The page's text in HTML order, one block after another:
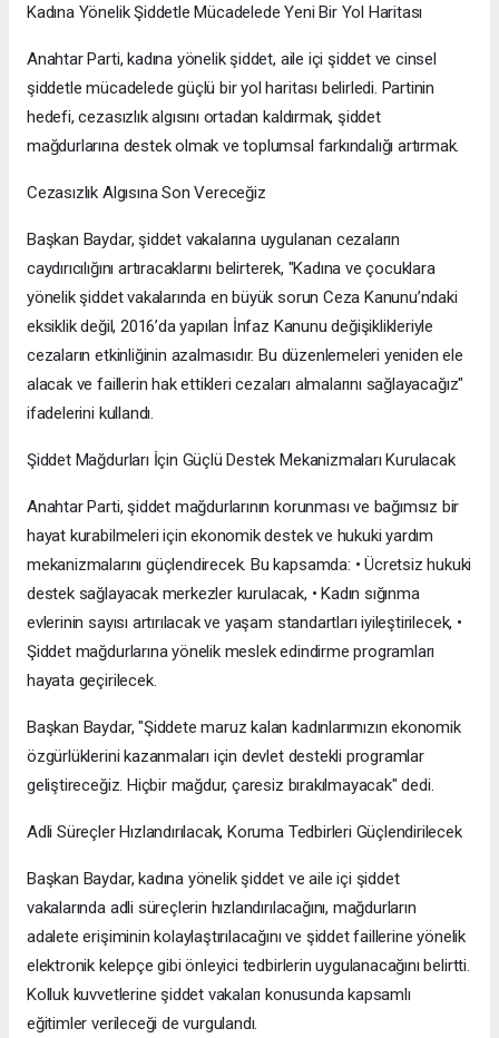
Kadına Yönelik Şiddetle Mücadelede Yeni Bir Yol Haritası
Anahtar Parti, kadına yönelik şiddet, aile içi şiddet ve cinsel
şiddetle mücadelede güçlü bir yol haritası belirledi. Partinin
hedefi, cezasızlık algısını ortadan kaldırmak, şiddet
mağdurlarına destek olmak ve toplumsal farkındalığı artırmak.
Cezasızlık Algısına Son Vereceğiz
Başkan Baydar, şiddet vakalarına uygulanan cezaların
caydırıcılığını artıracaklarını belirterek, "Kadına ve çocuklara
yönelik şiddet vakalarında en büyük sorun Ceza Kanunu’ndaki
eksiklik değil, 2016’da yapılan İnfaz Kanunu değişiklikleriyle
cezaların etkinliğinin azalmasıdır. Bu düzenlemeleri yeniden ele
alacak ve faillerin hak ettikleri cezaları almalarını sağlayacağız"
ifadelerini kullandı.
Şiddet Mağdurları İçin Güçlü Destek Mekanizmaları Kurulacak
Anahtar Parti, şiddet mağdurlarının korunması ve bağımsız bir
hayat kurabilmeleri için ekonomik destek ve hukuki yardım
mekanizmalarını güçlendirecek. Bu kapsamda: • Ücretsiz hukuki
destek sağlayacak merkezler kurulacak, • Kadın sığınma
evlerinin sayısı artırılacak ve yaşam standartları iyileştirilecek, •
Şiddet mağdurlarına yönelik meslek edindirme programları
hayata geçirilecek.
Başkan Baydar, "Şiddete maruz kalan kadınlarımızın ekonomik
özgürlüklerini kazanmaları için devlet destekli programlar
geliştireceğiz. Hiçbir mağdur, çaresiz bırakılmayacak" dedi.
Adli Süreçler Hızlandırılacak, Koruma Tedbirleri Güçlendirilecek
Başkan Baydar, kadına yönelik şiddet ve aile içi şiddet
vakalarında adli süreçlerin hızlandırılacağını, mağdurların
adalete erişiminin kolaylaştırılacağını ve şiddet faillerine yönelik
elektronik kelepçe gibi önleyici tedbirlerin uygulanacağını belirtti.
Kolluk kuvvetlerine şiddet vakaları konusunda kapsamlı
eğitimler verileceği de vurgulandı.